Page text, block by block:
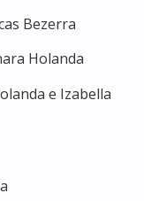
Bezerra
Holanda
e Izabella